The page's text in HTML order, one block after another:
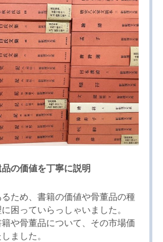
の価値を丁寧に説明
ため、書籍の価値や骨董品の種
困っていらっしゃいました。
や骨董品について、その市場価
ました。